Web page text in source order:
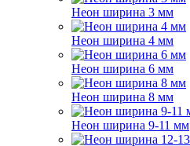
Неон ширина 3 мм
Неон ширина 4 мм
Неон ширина 6 мм
Неон ширина 8 мм
Неон ширина 9-11 мм